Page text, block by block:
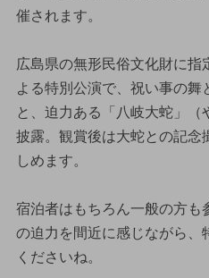
催されます。
広島県の無形民俗文化財に指
よる特別公演で、祝い事の舞
と、迫力ある「八岐大蛇」（
披露。観賞後は大蛇との記念
しめます。
宿泊者はもちろん一般の方も
の迫力を間近に感じながら、
くださいね。